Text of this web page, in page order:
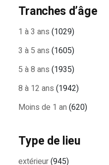
Tranches d’âge
1 à 3 ans (1029)
3 à 5 ans (1605)
5 à 8 ans (1935)
8 à 12 ans (1942)
Moins de 1 an (620)
Type de lieu
extérieur(945)